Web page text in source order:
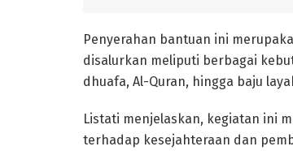
Penyerahan bantuan ini
disalurkan meliputi berbagai
dhuafa, Al-Quran, hingga baju
Listati menjelaskan, kegiatan ini
terhadap kesejahteraan dan